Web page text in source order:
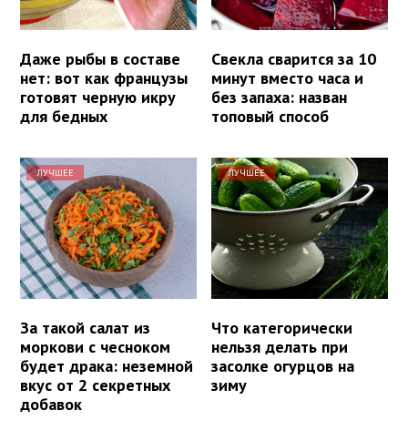
Даже рыбы в составе
нет: вот как французы
готовят черную икру
для бедных
Свекла сварится за 10
минут вместо часа и
без запаха: назван
топовый способ
ЛУЧШЕЕ
За такой салат из
моркови с чесноком
будет драка: неземной
вкус от 2 секретных
добавок
ЛУЧШЕЕ
Что категорически
нельзя делать при
засолке огурцов на
зиму